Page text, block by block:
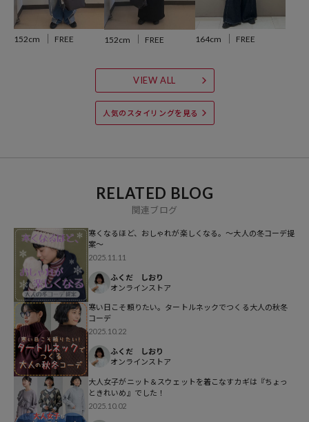
※掲載画像の商品の色味は、屋外や屋内の光の照射や角度により実物
と色味が異なる場合がございます。また表示のサイズ感と実物は若干
※着用、お取り扱いの際は、商品についている品質表示とアテンショ
ンタグを必ずご確認下さい。
円（2025年10月8日時点）
※「参考価格」とは、Daytona Parkにおける対象商品の通常販売（先
行予約・先行割引は含まれません）開始時点の価格です。
ブランド説明
【FREAK'S STORE/フリークスストア】
「アメリカの豊かさとワクワク・ドキドキを日本に伝えたい」という
想いからスタート。1986年の創業以来、洋服、雑貨、インテリアな
ど自分たちが本気でカッコ良いと思うものをセレクト。積極的に楽し
む生活体験者＝フリークとして、アメリカンライフスタイルの楽しみ
方を提案するセレクトショップです。
152cm FREE 152cm FREE 164cm FREE
VIEW ALL
人気のスタイリングを見る
RELATED BLOG
関連ブログ
寒くなるほど、おしゃれが楽しくなる。～大人の冬コーデ提
案～
2025.11.11
ふくだ しおり
オンラインストア
寒い日こそ頼りたい。タートルネックでつくる大人の秋冬
コーデ
2025.10.22
ふくだ しおり
オンラインストア
大人女子がニット＆スウェットを着こなすカギは『ちょっ
ときれいめ』でした！
2025.10.02